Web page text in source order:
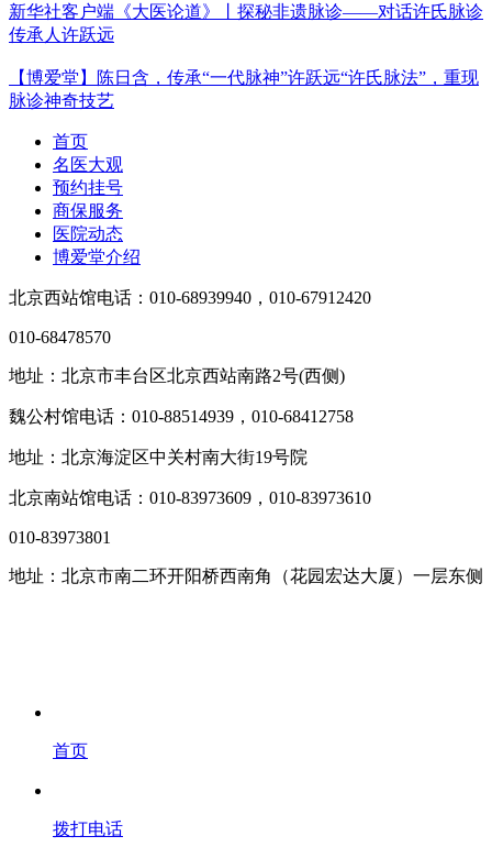
新华社客户端《大医论道》丨探秘非遗脉诊——对话许氏脉诊
传承人许跃远
【博爱堂】陈日含，传承“一代脉神”许跃远“许氏脉法”，重现
脉诊神奇技艺
首页
名医大观
预约挂号
商保服务
医院动态
博爱堂介绍
北京西站馆电话：010-68939940，010-67912420
010-68478570
地址：北京市丰台区北京西站南路2号(西侧)
魏公村馆电话：010-88514939，010-68412758
地址：北京海淀区中关村南大街19号院
北京南站馆电话：010-83973609，010-83973610
010-83973801
地址：北京市南二环开阳桥西南角（花园宏达大厦）一层东侧
首页
拨打电话